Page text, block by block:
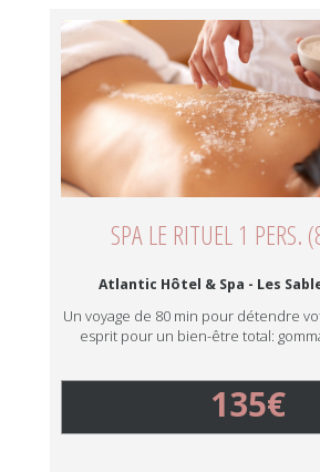
SPA LE RITUEL 1
Atlantic Hôtel & Spa - Les
Un voyage de 80 min pour détendre
esprit pour un bien-être total:
135€